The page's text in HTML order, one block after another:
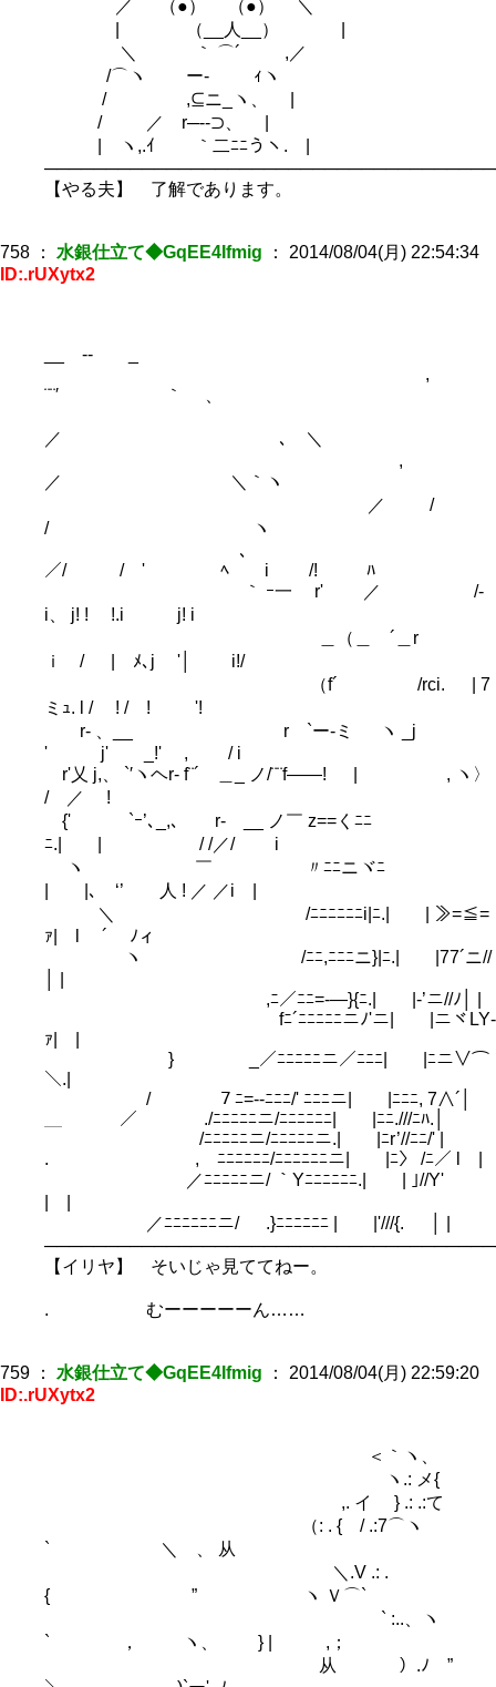
／ （●） （●） ＼
| （__人__） |
＼ ｀ ⌒´ ,／
/⌒ヽ ー‐ ｨヽ
/ ,⊆ニ_ヽ、 |
/ ／ r─--⊃、 |
| ヽ,.ｲ ｀二ﾆﾆうヽ. |
【やる夫】 了解であります。
758 ： 水銀仕立て◆GqEE4Ifmig ： 2014/08/04(月) 22:54:34
ID:.rUXytx2
__ -- _
,
¨¨′ ｀ 、
／ ､ ＼
,
／ ＼｀ヽ
／ /
/ ヽ
、
／/ / ' ﾍ i /! ﾊ
｀ ｰ一 r' ／ /-
i、 j! ! !.i j! i
＿（＿ ´＿r
ｉ / | ﾒ､j '│ i!/
（f´ /rci. | 7
ミｭ. l / ! / ! '!
r‐ 、__ r `ー-ミ ヽ _j
' j' _!' , / i
r'乂 j,、 `′ヽヘr‐ f¨´ ＿_ ノ/¨¨f――! | , ヽ〉
/ ／ !
{' `ｰ’､_,､ r- __ ノ￣ z==くﾆﾆ
ﾆ.| | / /／/ i
ヽ ￣ 〃ﾆﾆニヾﾆ
| |､ ‘’ 人 ! ／ ／i |
＼ /ﾆﾆﾆﾆﾆﾆi|ﾆ.| | ≫=≦=
ｧ| l ´ ﾉィ
ヽ /ﾆﾆ,ﾆﾆﾆニ}|ﾆ.| |77´ニ//
,ﾆ／ﾆﾆ=-―}{ﾆ.| |-’ニ//ﾉ│ |
fﾆ´ﾆﾆﾆﾆﾆニﾉ'ニ| |ニヾLY‐
ｧ| |
} _／ﾆﾆﾆﾆﾆニ／ﾆﾆﾆ| |ﾆニ∨⌒
＼.|
/ ７ﾆ=-‐ﾆﾆﾆ/' ﾆﾆﾆニ| |ﾆﾆﾆ, 7∧´│
＿ ／ ./ﾆﾆﾆﾆﾆニ/ﾆﾆﾆﾆﾆﾆ| |ﾆﾆ.///ﾆﾊ.│
￣￣ /ﾆﾆﾆﾆﾆニ/ﾆﾆﾆﾆﾆニ.| |ﾆr’//ﾆﾆ/' |
. , ﾆﾆﾆﾆﾆﾆ/ﾆﾆﾆﾆﾆﾆニ| |ﾆ〉 /ﾆ／ l |
／ﾆﾆﾆﾆﾆニ/ ｀Yﾆﾆﾆﾆﾆﾆ.| | ｣//Y'
／ﾆﾆﾆﾆﾆﾆニ/ .}ﾆﾆﾆﾆﾆﾆ | |'///{. │ |
【イリヤ】 そいじゃ見ててねー。
. むーーーーーん……
759 ： 水銀仕立て◆GqEE4Ifmig ： 2014/08/04(月) 22:59:20
ID:.rUXytx2
＜｀ヽ、
ヽ.: メ{
,. イ } .: .:て
（: . { / .:7⌒ヽ
` ＼ 、 从
＼.V .: .
{ ” ヽ Ｖ⌒`
` :..、ヽ
` ， ヽ、 } | ,；
从 ）.ﾉ ”